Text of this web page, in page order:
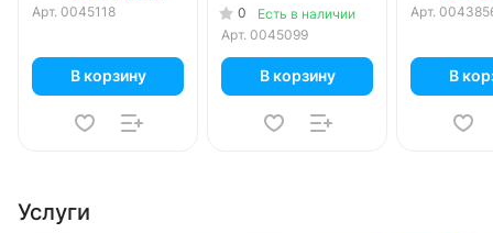
Арт. 0045118
В корзину
0
Есть в наличии
Арт. 0045099
В корзину
Арт.
В
Услуги